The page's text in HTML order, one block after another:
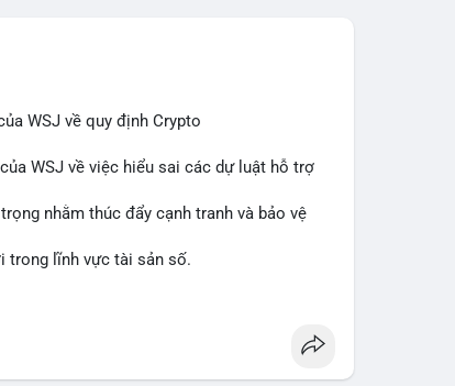
WSJ về quy định Crypto
WSJ về việc hiểu sai các dự luật hỗ trợ
nhằm thúc đẩy cạnh tranh và bảo vệ
trong lĩnh vực tài sản số.